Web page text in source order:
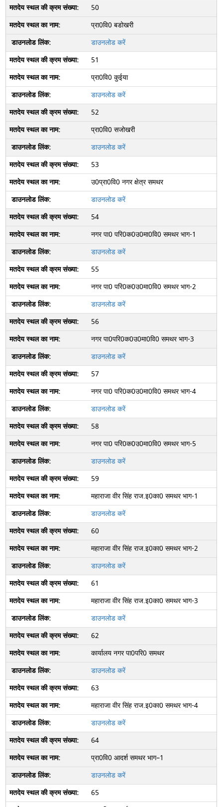
50
प्रा0वि0 बडोखरी
डाउनलोड करें
51
प्रा0वि0 कुईया
डाउनलोड करें
52
प्रा0वि0 सजोखरी
डाउनलोड करें
53
उ0प्रा0वि0 नगर क्षेत्र समथर
डाउनलोड करें
54
नगर पा0 परि0क0उ0मा0वि0 समथर भाग-1
डाउनलोड करें
55
नगर पा0 परि0क0उ0मा0वि0 समथर भाग-2
डाउनलोड करें
56
नगर पा0परि0क0उ0मा0वि0 समथर भाग-3
डाउनलोड करें
57
नगर पा0 परि0क0उ0मा0वि0 समथर भाग-4
डाउनलोड करें
58
नगर पा0 परि0क0उ0मा0वि0 समथर भाग-5
डाउनलोड करें
59
महाराजा वीर सिंह राज.इ0का0 समथर भाग-1
डाउनलोड करें
60
महाराजा वीर सिंह राज.इ0का0 समथर भाग-2
डाउनलोड करें
61
महाराजा वीर सिंह राज.इ0का0 समथर भाग-3
डाउनलोड करें
62
कार्यालय नगर पा0परि0 समथर
डाउनलोड करें
63
महाराजा वीर सिंह राज.इ0का0 समथर भाग-4
डाउनलोड करें
64
प्रा0वि0 आदर्श समथर भाग–1
डाउनलोड करें
65